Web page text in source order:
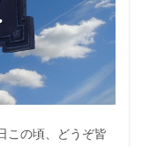
この頃、どうぞ皆